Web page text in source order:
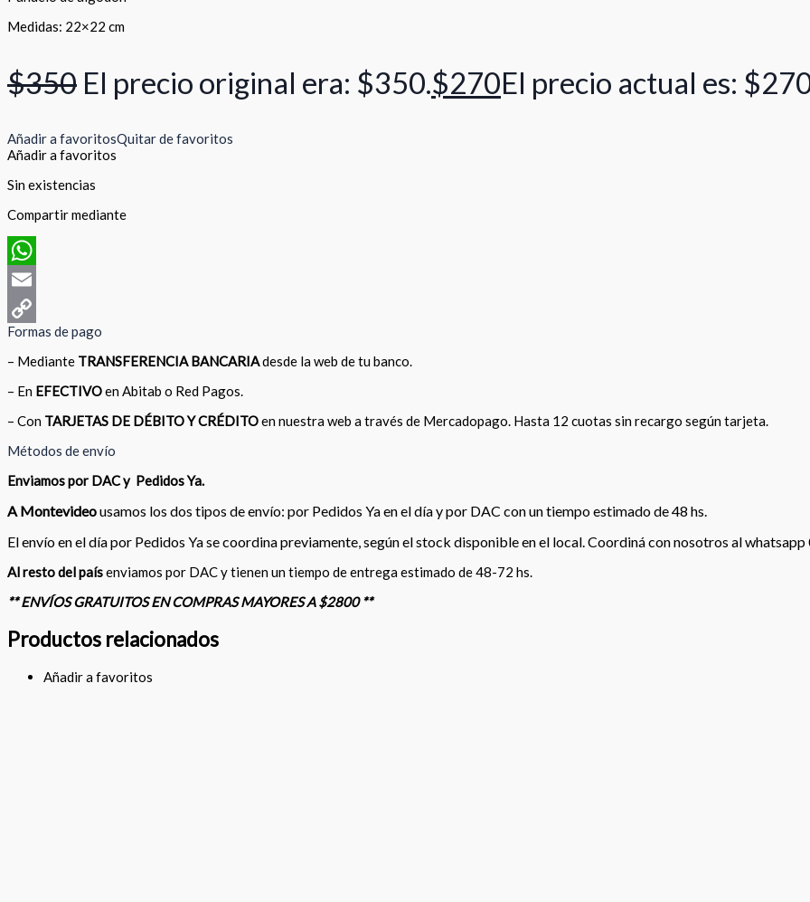
Medidas: 22×22 cm
$350 El precio original era: $350.$270El precio actual es:
Añadir a favoritosQuitar de favoritos
Añadir a favoritos
Sin existencias
Compartir mediante
WhatsApp
Email
Copy
Link
Formas de pago
– Mediante TRANSFERENCIA BANCARIAdesde la web de tu banco.
– En EFECTIVOen Abitab o Red Pagos.
– Con TARJETAS DE DÉBITO Y CRÉDITOen nuestra web a través de Mercadopago. Hasta 12 cuotas sin recargo según tarjeta.
Métodos de envío
Enviamos por DAC y Pedidos Ya.
A Montevideousamos los dos tipos de envío: por Pedidos Ya en el día y por DAC con un tiempo estimado de 48 hs.
El envío en el día por Pedidos Ya se coordina previamente, según el stock disponible en el local. Coordiná con nosotros al
Al resto del paísenviamos por DAC y tienen un tiempo de entrega estimado de 48-72 hs.
** ENVÍOS GRATUITOS EN COMPRAS MAYORES A $2800 **
Productos relacionados
Añadir a favoritos